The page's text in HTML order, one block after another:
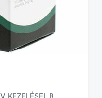
KEZELÉSEI, B